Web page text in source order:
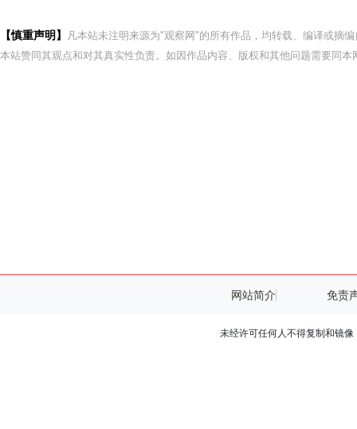
【慎重声明】
凡本站未注明来源为"观察网"的所有作品，均转载、编译或摘
本站赞同其观点和对其真实性负责。如因作品内容、版权和其他问题需要同本
网站简介 免责
未经许可任何人不得复制和镜